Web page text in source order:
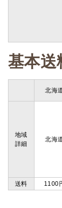
基
北海
地域
詳細
北海
送料
1100